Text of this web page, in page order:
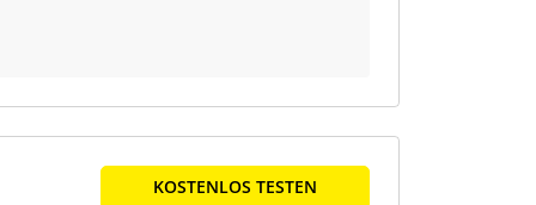
Datensammlung
Regelbasierte
KOSTENLOS TESTEN